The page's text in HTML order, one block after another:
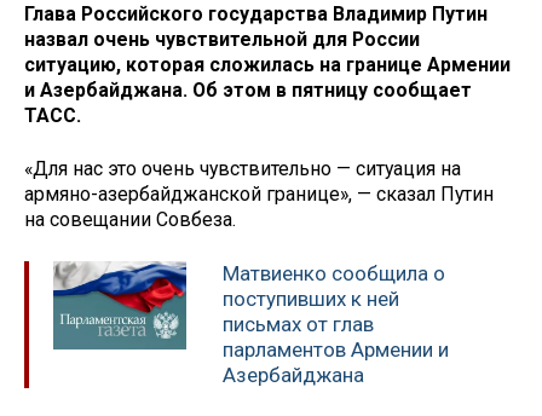
Глава Российского государства Владимир Путин
назвал очень чувствительной для России
ситуацию, которая сложилась на границе Армении
и Азербайджана. Об этом в пятницу сообщает
ТАСС.
«Для нас это очень чувствительно — ситуация на
армяно-азербайджанской границе», — сказал Путин
на совещании Совбеза.
Матвиенко сообщила о
поступивших к ней
письмах от глав
парламентов Армении и
Азербайджана